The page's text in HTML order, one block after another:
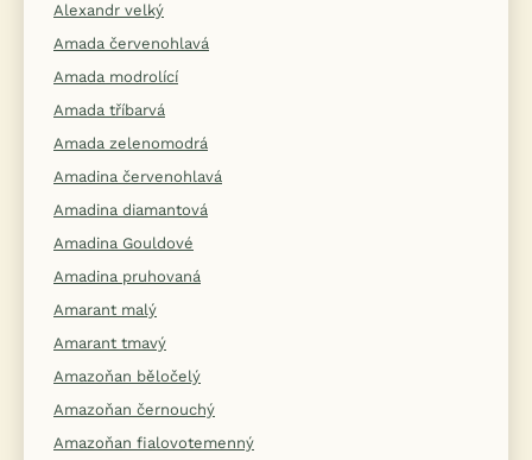
Alexandr velký
Amada červenohlavá
Amada modrolící
Amada tříbarvá
Amada zelenomodrá
Amadina červenohlavá
Amadina diamantová
Amadina Gouldové
Amadina pruhovaná
Amarant malý
Amarant tmavý
Amazoňan běločelý
Amazoňan černouchý
Amazoňan fialovotemenný